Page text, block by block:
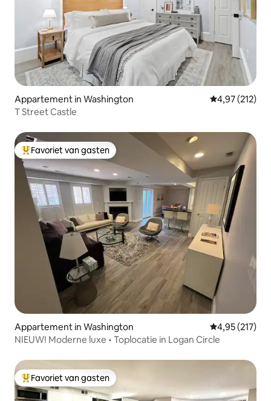
Appartement in Washington Gemiddelde
4,97 (212)
T Street Castle
Topfavoriet van gasten
Favoriet van gasten
Appartement in Washington Gemiddelde
4,95 (217)
NIEUW! Moderne luxe • Toplocatie in Logan Circle
Topfavoriet van gasten
Favoriet van gasten